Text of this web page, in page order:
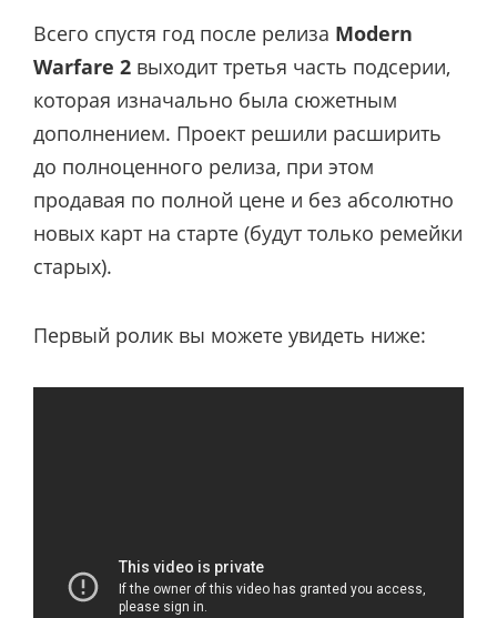
Всего спустя год после релиза Modern
Warfare 2 выходит третья часть подсерии,
которая изначально была сюжетным
дополнением. Проект решили расширить
до полноценного релиза, при этом
продавая по полной цене и без абсолютно
новых карт на старте (будут только ремейки
старых).
Первый ролик вы можете увидеть ниже: